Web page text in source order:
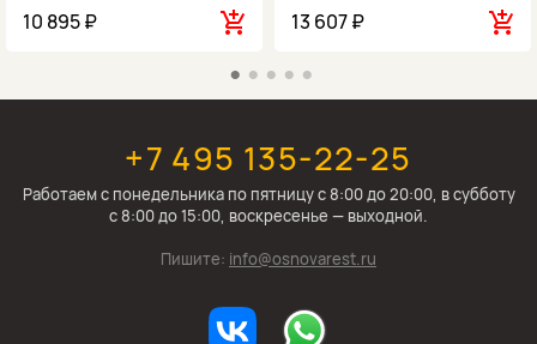
10 895 ₽ 13 607 ₽
+7 495 135-22-25
Работаем c понедельника по пятницу с 8:00 до 20:00, в субботу
с 8:00 до 15:00, воскресенье — выходной.
Пишите: info@osnovarest.ru